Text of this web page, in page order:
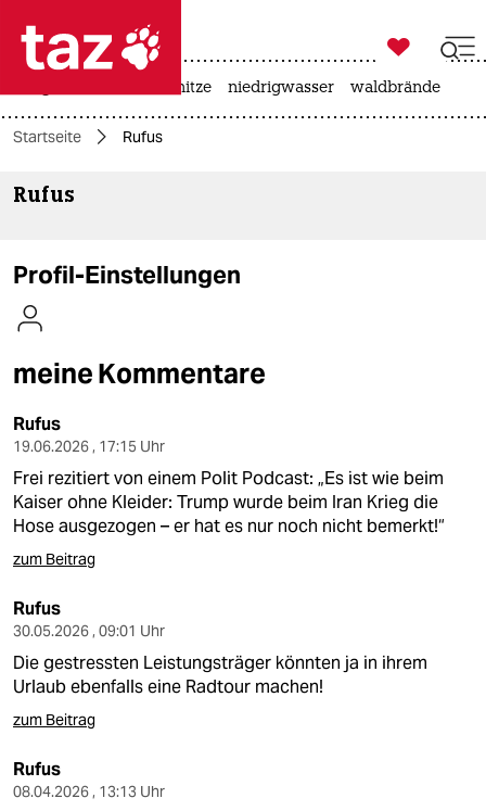

themen
kultur
sport
berlin
nord
verlag
verlag
veranstaltungen
shop
fragen & hilfe

taz zahl ich
hitze niedrigwasser waldbrände
Startseite Rufus
Rufus
Profil-Einstellungen
meine Kommentare
Rufus
19.06.2026 , 17:15 Uhr
Frei rezitiert von einem Polit Podcast: „Es ist wie beim
Kaiser ohne Kleider: Trump wurde beim Iran Krieg die
Hose ausgezogen – er hat es nur noch nicht bemerkt!“
zum Beitrag
Rufus
30.05.2026 , 09:01 Uhr
Die gestressten Leistungsträger könnten ja in ihrem
Urlaub ebenfalls eine Radtour machen!
zum Beitrag
Rufus
08.04.2026 , 13:13 Uhr